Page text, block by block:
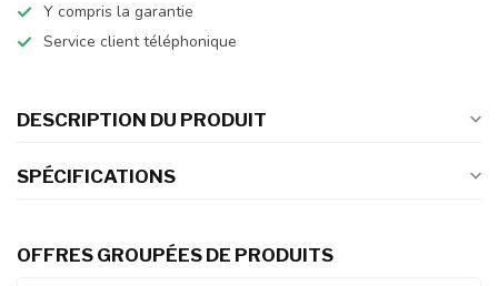
Y compris la garantie
Service client téléphonique
DESCRIPTION DU PRODUIT
SPÉCIFICATIONS
OFFRES GROUPÉES DE PRODUITS